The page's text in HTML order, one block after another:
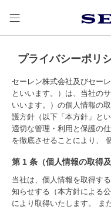
プライバシーポリ
セーレン株式会社及びセー
といいます。）は、当社の
いいます。）の個人情報の
護方針（以下「本方針」と
適切な管理・利用と保護の
を徹底させることにより、
第 1 条（個人情報の取得及
当社は、個人情報を取得す
知らせする（本方針による
により取得いたします。 ま